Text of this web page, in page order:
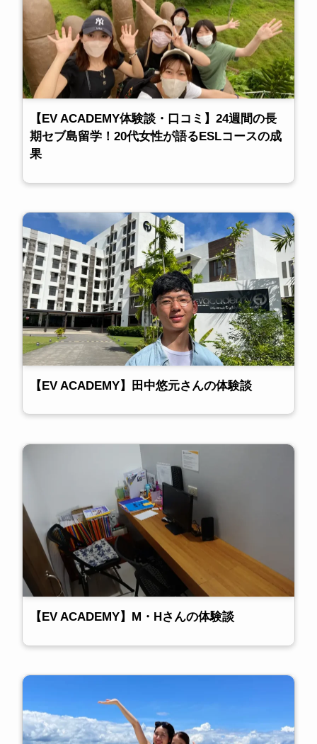
【EV ACADEMY体験談・口コミ】24週間の長
期セブ島留学！20代女性が語るESLコースの成
果
【EV ACADEMY】田中悠元さんの体験談
【EV ACADEMY】M・Hさんの体験談